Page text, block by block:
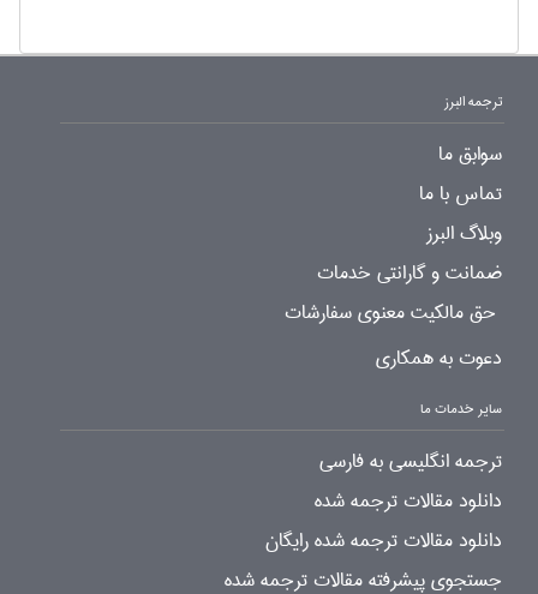
ترجمه البرز
سوابق ما
تماس با ما
وبلاگ البرز
ضمانت و گارانتی خدمات
حق مالکیت معنوی سفارشات
دعوت به همکاری
سایر خدمات ما
ترجمه انگلیسی به فارسی
دانلود مقالات ترجمه شده
دانلود مقالات ترجمه شده رایگان
جستجوی پیشرفته مقالات ترجمه شده